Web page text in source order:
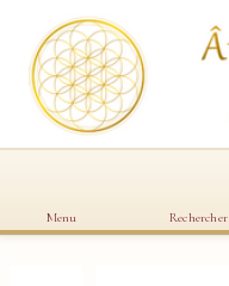
Menu Rechercher